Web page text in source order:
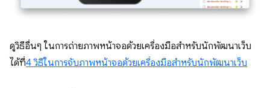
ดูวิธีอื่นๆ ในการถ่ายภาพหน้าจอด้วยเครื่องมือสำหรับนักพัฒนาเว็บ
ได้ที่4 วิธีในการจับภาพหน้าจอด้วยเครื่องมือสำหรับนักพัฒนาเว็บ